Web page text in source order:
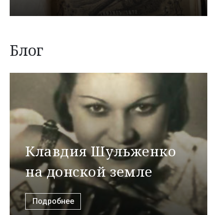
Блог
Клавдия Шульженко
на донской земле
Подробнее